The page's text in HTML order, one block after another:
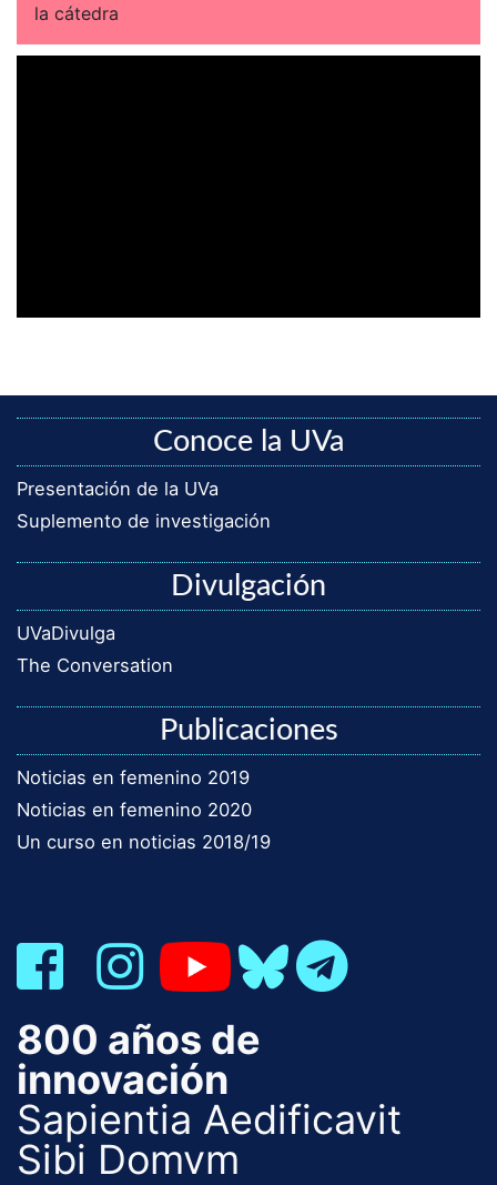
la cátedra
Conoce la UVa
Presentación de la UVa
Suplemento de investigación
Divulgación
UVaDivulga
The Conversation
Publicaciones
Noticias en femenino 2019
Noticias en femenino 2020
Un curso en noticias 2018/19
800 años de
innovación
Sapientia Aedificavit
Sibi Domvm